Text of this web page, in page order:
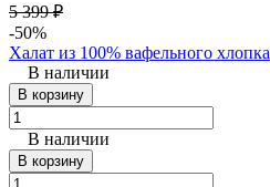
5 399 ₽
-50%
Халат из 100% вафельного хлопка
В наличии
В корзину
В наличии
В корзину